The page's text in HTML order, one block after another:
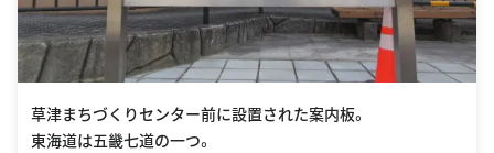
草津まちづくりセンター前に設置された案内板。
東海道は五畿七道の一つ。